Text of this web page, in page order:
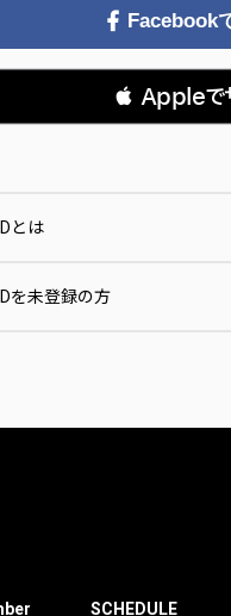
Facebook
 Appleで
とは
を未登録の方
SCHEDULE